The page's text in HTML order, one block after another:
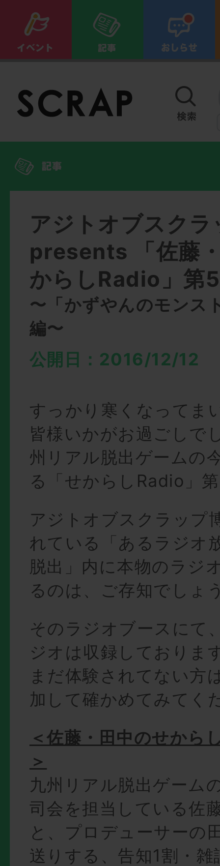
アジトオブスクラ
presents 「佐藤
からしRadio」第
〜「かずやんのモンス
編〜
公開日：2016/12/12
すっかり寒くなってま
皆様いかがお過ごしで
州リアル脱出ゲームの
る「せからしRadio」
アジトオブスクラップ
れている「あるラジオ
脱出」内に本物のラジ
るのは、ご存知でしょ
そのラジオブースにて
ジオは収録しておりま
まだ体験されてない方
加して確かめてみてく
＜佐藤・田中のせから
＞
九州リアル脱出ゲーム
司会を担当している佐
と、プロデューサーの
送りする、告知1割・